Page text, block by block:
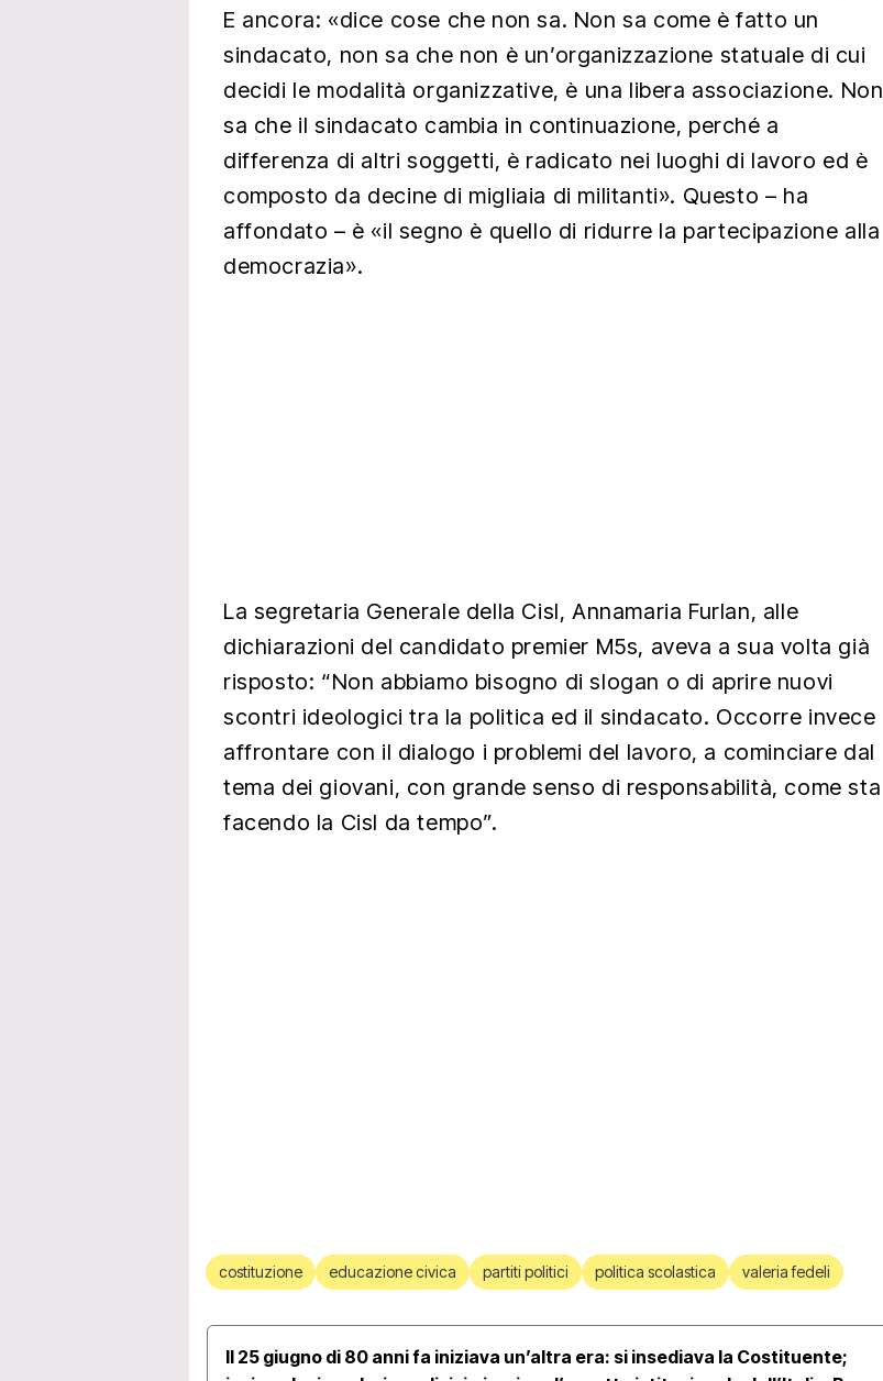
E ancora: «dice cose che non sa. Non sa come è fatto un
sindacato, non sa che non è un’organizzazione statuale di cui
decidi le modalità organizzative, è una libera associazione. Non
sa che il sindacato cambia in continuazione, perché a
differenza di altri soggetti, è radicato nei luoghi di lavoro ed è
composto da decine di migliaia di militanti». Questo – ha
affondato – è «il segno è quello di ridurre la partecipazione alla
democrazia».
La segretaria Generale della Cisl, Annamaria Furlan, alle
dichiarazioni del candidato premier M5s, aveva a sua volta già
risposto: “Non abbiamo bisogno di slogan o di aprire nuovi
scontri ideologici tra la politica ed il sindacato. Occorre invece
affrontare con il dialogo i problemi del lavoro, a cominciare dal
tema dei giovani, con grande senso di responsabilità, come sta
facendo la Cisl da tempo”.
costituzione educazione civica partiti politici politica scolastica valeria fedeli
Il 25 giugno di 80 anni fa iniziava un’altra era: si insediava la Costituente;